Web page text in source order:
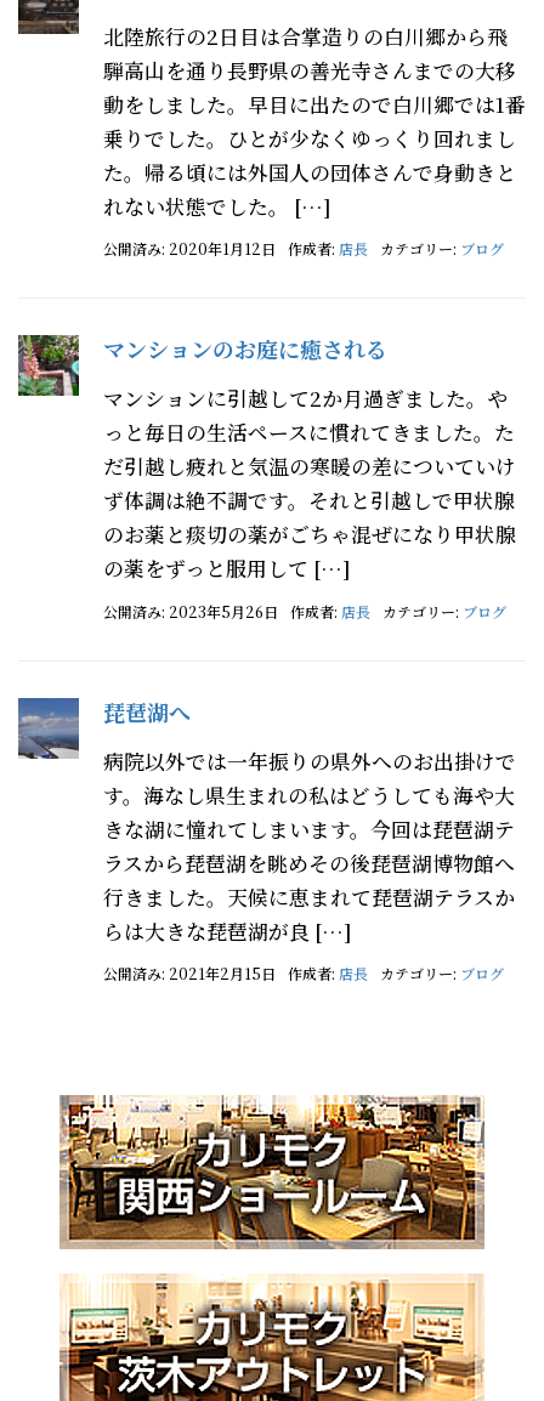
北陸旅行の2日目は合掌造りの白川郷から飛
騨高山を通り長野県の善光寺さんまでの大移
動をしました。早目に出たので白川郷では1番
乗りでした。ひとが少なくゆっくり回れまし
た。帰る頃には外国人の団体さんで身動きと
れない状態でした。 […]
公開済み: 2020年1月12日 作成者: 店長 カテゴリー: ブログ
マンションのお庭に癒される
マンションに引越して2か月過ぎました。や
っと毎日の生活ペースに慣れてきました。た
だ引越し疲れと気温の寒暖の差についていけ
ず体調は絶不調です。それと引越しで甲状腺
のお薬と痰切の薬がごちゃ混ぜになり甲状腺
の薬をずっと服用して […]
公開済み: 2023年5月26日 作成者: 店長 カテゴリー: ブログ
琵琶湖へ
病院以外では一年振りの県外へのお出掛けで
す。海なし県生まれの私はどうしても海や大
きな湖に憧れてしまいます。今回は琵琶湖テ
ラスから琵琶湖を眺めその後琵琶湖博物館へ
行きました。天候に恵まれて琵琶湖テラスか
らは大きな琵琶湖が良 […]
公開済み: 2021年2月15日 作成者: 店長 カテゴリー: ブログ